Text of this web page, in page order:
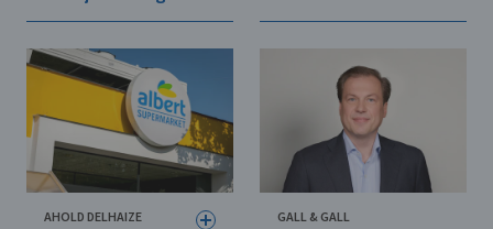
AHOLD DELHAIZE GALL & GALL